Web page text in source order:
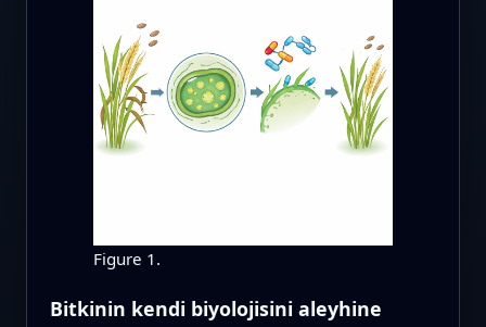
Figure 1.
Bitkinin kendi biyolojisini aleyhine